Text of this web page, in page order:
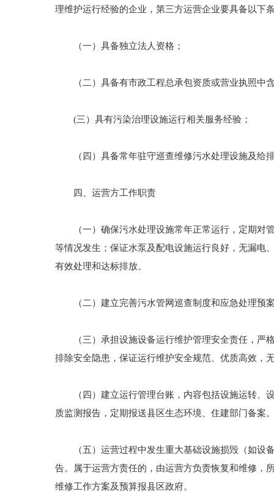
理维护运行经验的企业，第三方运营企业要具备以下
（一）具备独立法人资格；
（二）具备有市政工程总承包资质或营业执照中
(三）具有污染治理设施运行相关服务经验；
（四）具备常年驻守巡查维修污水处理设施及给
四、运营方工作职责
（一）确保污水处理设施常年正常运行，定期对管
等情况发生；保证水泵及配电设施运行良好，无漏电
有效处理和达标排放。
（二）建立完善污水管网巡查制度和应急处理预案
（三）承担设施设备运行维护管理安全责任，严格
排除安全隐患，保证运行维护安全规范、优质高效，
（四）建立运行管理台账，内容包括设施运转、设
质监测报告，定期报送县区生态环境、住建部门备案
（五）运营过程中发生重大基础设施损毁（如设备
告。属于运营方责任的，由运营方负责恢复和维修，
维修工作方案及预算报县区政府。